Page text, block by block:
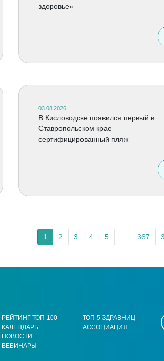
здоровье»
03.08.2026
В Кисловодске появился первый в
Ставропольском крае
сертифицированный пляж
1 2 3 4 5 367
РЕЙТИНГ ТОП-100
КАЛЕНДАРЬ
НОВОСТИ
ВЕБИНАРЫ
ТОП-5 ЗДРАВНИЦ
АССОЦИАЦИЯ